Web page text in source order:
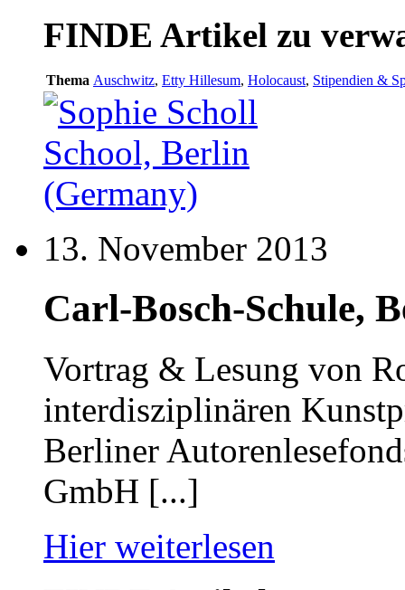
FINDE Artikel zu
Thema Auschwitz, Etty Hillesum, Holocaust, Stipendien &
13. November 2013
Carl-Bosch-Schule,
Vortrag & Lesung von
interdisziplinären
Berliner
GmbH [...]
Hier weiterlesen